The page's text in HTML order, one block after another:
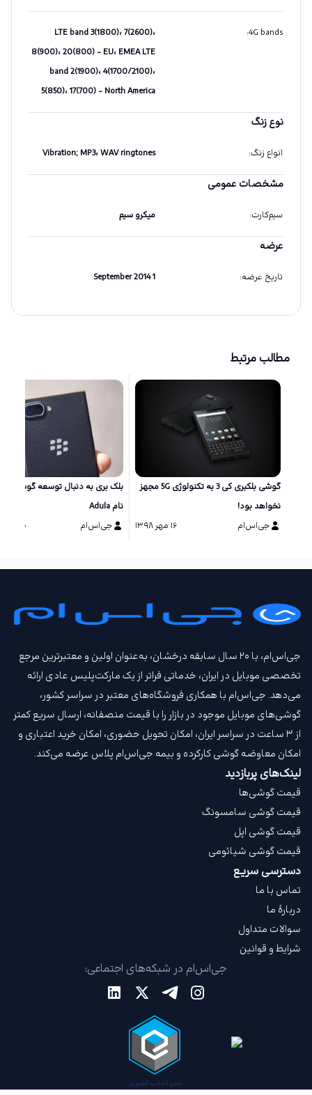
4G bands
:
LTE band 3(1800)، 7(2600)،
8(900)، 20(800) - EU، EMEA LTE
band 2(1900)، 4(1700/2100)،
5(850)، 17(700) - North America
نوع زنگ
انواع زنگ: Vibration; MP3، WAV ringtones
مشخصات عمومی
سیم‌کارت: میکرو سیم
عرضه
تاریخ عرضه:
1 September 2014
مطالب مرتبط
گوشی بلکبری کی 3 به تکنولوژی 5G مجهز
نخواهد بود!
جی‌اس‌ام
۱۶ مهر ۱۳۹۸
بلک بری به دنبال توسعه گوشی
نام Adula
جی‌اس‌ام
۱۰ بهمن ۱۳۹۷
جی‌اس‌ام، با ۲۰ سال سابقه درخشان، به‌عنوان اولین و معتبرترین مرجع
تخصصی موبایل در ایران، خدماتی فراتر از یک مارکت‌پلیس عادی ارائه
می‌دهد. جی‌اس‌ام با همکاری فروشگاه‌های معتبر در سراسر کشور،
گوشی‌های موبایل موجود در بازار را با قیمت‌ منصفانه، ارسال سریع کمتر
از ۳ ساعت در سراسر ایران، امکان تحویل حضوری، امکان خرید اعتباری و
امکان معاوضه گوشی کارکرده و بیمه جی‌اس‌ام‌ پلاس عرضه می‌کند.
لینک‌های پربازدید
قیمت گوشی‌ها
قیمت گوشی سامسونگ
قیمت گوشی اپل
قیمت گوشی شیائومی
دسترسی سریع
تماس با ما
دربارهٔ ما
سوالات متداول
شرایط و قوانین
جی‌اس‌ام در شبکه‌های اجتماعی: